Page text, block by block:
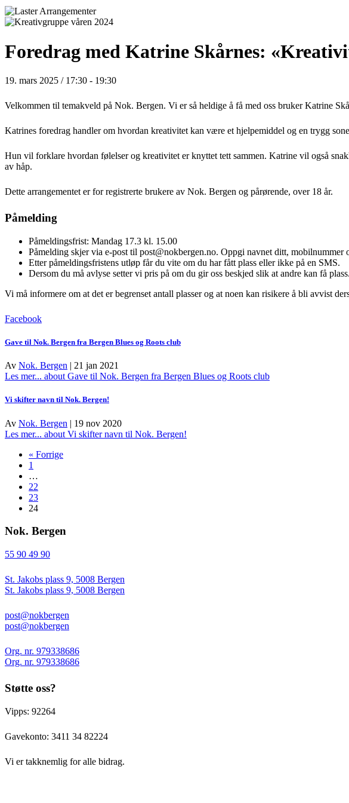
Foredrag med Katrine Skårnes:
19. mars 2025 / 17:30 - 19:30
Velkommen til temakveld på Nok. Bergen. Vi er så heldige å få med oss bruker Katrine
Katrines foredrag handler om hvordan kreativitet kan være et hjelpemiddel og en trygg
Hun vil forklare hvordan følelser og kreativitet er knyttet tett sammen. Katrine vil også
av håp.
Dette arrangementet er for registrerte brukere av Nok. Bergen og pårørende, over 18 år.
Påmelding
Påmeldingsfrist: Mandag 17.3 kl. 15.00
Påmelding skjer via e-post til post@nokbergen.no. Oppgi navnet ditt, mobilnummer
Etter påmeldingsfristens utløp får du vite om du har fått plass eller ikke på en SMS.
Dersom du må avlyse setter vi pris på om du gir oss beskjed slik at andre kan få plass.
Vi må informere om at det er begrenset antall plasser og at noen kan risikere å bli avvist
Facebook
Gave til Nok. Bergen fra Bergen Blues og Roots club
Av Nok. Bergen | 21 jan 2021
Les mer... about Gave til Nok. Bergen fra Bergen Blues og Roots club
Vi skifter navn til Nok. Bergen!
Av Nok. Bergen | 19 nov 2020
Les mer... about Vi skifter navn til Nok. Bergen!
« Forrige
1
…
22
23
24
Nok. Bergen
55 90 49 90
St. Jakobs plass 9, 5008 Bergen
St. Jakobs plass 9, 5008 Bergen
post@nokbergen
post@nokbergen
Org. nr. 979338686
Org. nr. 979338686
Støtte oss?
Vipps: 92264
Gavekonto: 3411 34 82224
Vi er takknemlig for alle bidrag.